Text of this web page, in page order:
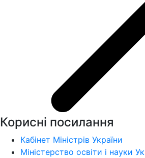
Корисні посилання
Кабінет Міністрів України
Міністерство освіти і науки